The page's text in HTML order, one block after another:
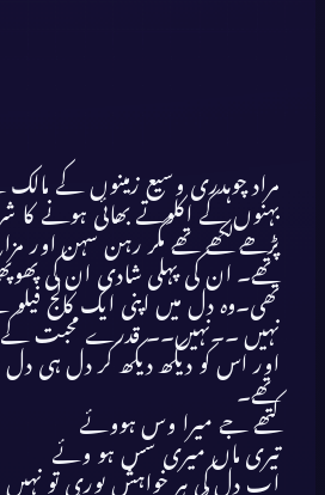
مراد چوہدری وسیع زمینوں کے مالک
بہنوں کے اکلوتے بھائی ہونے
پڑھے لکھے تھے مگر رہن سہن اور
تھے۔ ان کی پہلی شادی ان کی
تھی۔وہ دل میں اپنی ایک کالج فیلو
نہیں ۔۔نہیں۔۔ قدرے محبت کے
اور اس کو دیکھ دیکھ کر دل ہی دل
تھے۔
کتھے جے میرا وس ہووئے
تیری ماں میری سس ہو وئے
اب دل کی ہر خواہش پوری تو نہیں